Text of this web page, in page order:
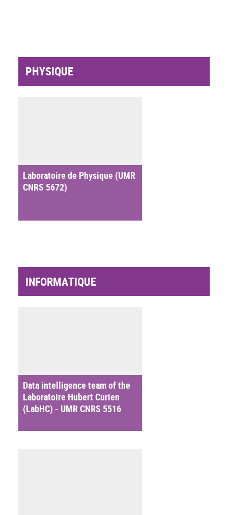
PHYSIQUE
Laboratoire de Physique (UMR
CNRS 5672)
.
INFORMATIQUE
Data intelligence team of the
Laboratoire Hubert Curien
(LabHC) - UMR CNRS 5516